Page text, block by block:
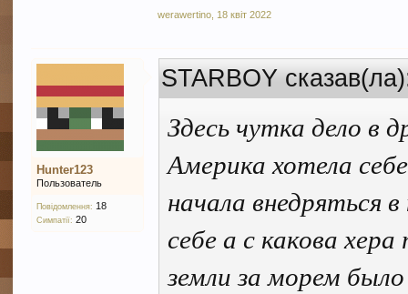
werawertino 18 квіт 2022
Hunter123
Пользователь
Повідомлення: 18
Симпатії: 20
STARBOY
Здесь чутка дело в
Америка хотела
начала внедряться
себе а с какова
земли за морем